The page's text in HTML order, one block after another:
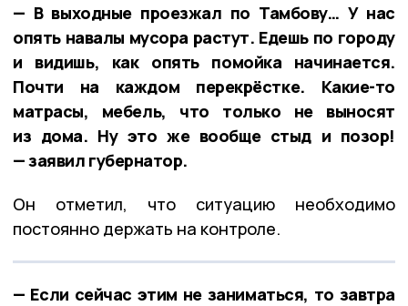
— В выходные проезжал по Тамбову… У нас
опять навалы мусора растут. Едешь по городу
и видишь, как опять помойка начинается.
Почти на каждом перекрёстке. Какие-то
матрасы, мебель, что только не выносят
из дома. Ну это же вообще стыд и позор!
— заявил губернатор.
Он отметил, что ситуацию необходимо
постоянно держать на контроле.
— Если сейчас этим не заниматься, то завтра